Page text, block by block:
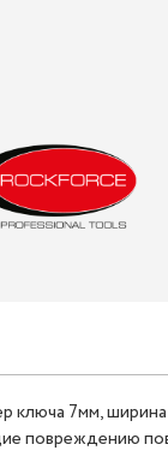
ключа 7мм,
повреждению